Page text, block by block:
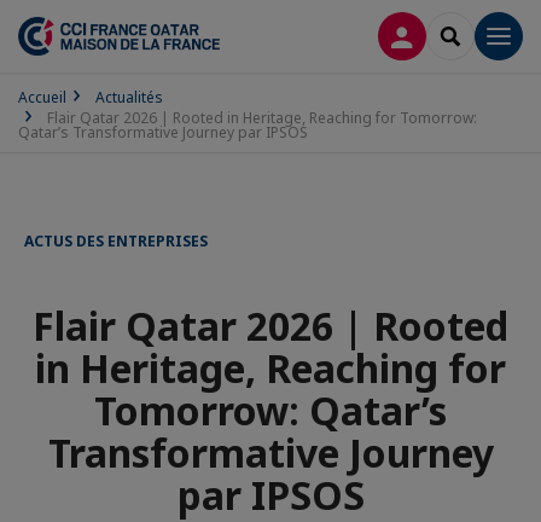
CONNEXION
Accueil
Actualités
Flair Qatar 2026 | Rooted in Heritage, Reaching for Tomorrow:
Qatar’s Transformative Journey par IPSOS
ACTUS DES ENTREPRISES
Flair Qatar 2026 | Rooted
in Heritage, Reaching for
Tomorrow: Qatar’s
Transformative Journey
par IPSOS